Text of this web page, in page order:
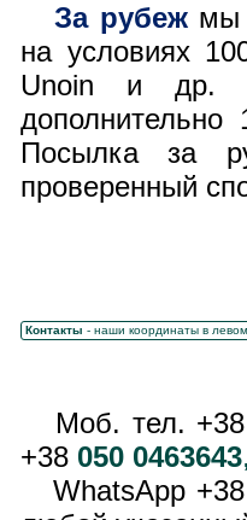
За рубежмы
на условиях
Unoin и др.
дополнительно
Посылка за
проверенный
Контакты - наши координаты в
Моб. тел.
+38 050 0463643
WhatsApp